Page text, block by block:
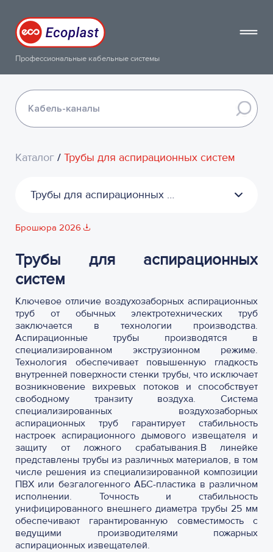
Профессиональные кабельные системы
Каталог / Трубы для аспирационных систем
Трубы для аспирационных систем
Брошюра 2026
Трубы для аспирационных
систем
Ключевое отличие воздухозаборных аспирационных
труб от обычных электротехнических труб
заключается в технологии производства.
Аспирационные трубы производятся в
специализированном экструзионном режиме.
Технология обеспечивает повышенную гладкость
внутренней поверхности стенки трубы, что исключает
возникновение вихревых потоков и способствует
свободному транзиту воздуха. Система
специализированных воздухозаборных
аспирационных труб гарантирует стабильность
настроек аспирационного дымового извещателя и
защиту от ложного срабатывания.В линейке
представлены трубы из различных материалов, в том
числе решения из специализированной композиции
ПВХ или безгалогенного АБС-пластика в различном
исполнении. Точность и стабильность
унифицированного внешнего диаметра трубы 25 мм
обеспечивают гарантированную совместимость с
ведущими производителями пожарных
аспирационных извещателей.